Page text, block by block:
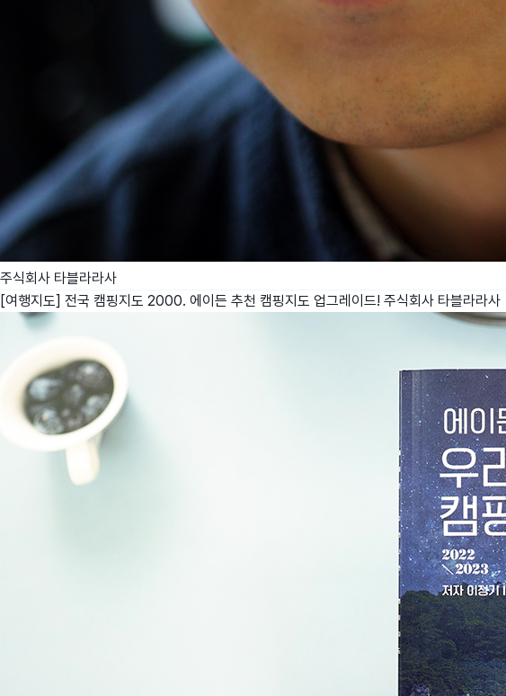
주식회사 타블라라사
[여행지도] 전국 캠핑지도 2000. 에이든 추천 캠핑지도 업그레이드! 주식회사 타블라라사